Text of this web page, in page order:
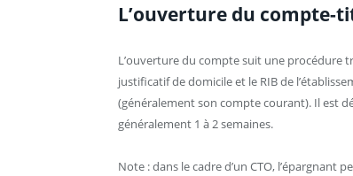
L’ouverture du compte-
L’ouverture du compte suit une procédure
justificatif de domicile et le RIB de
(généralement son compte courant). Il est
généralement 1 à 2 semaines.
Note : dans le cadre d’un CTO,